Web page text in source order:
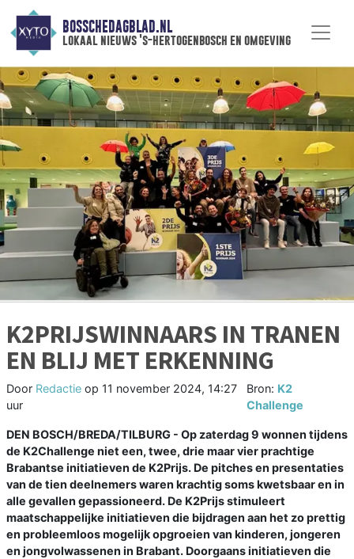
BOSSCHEDAGBLAD.NL
lokaal nieuws 's-hertogenbosch en omgeving
K2PRIJSWINNAARS IN TRANEN
EN BLIJ MET ERKENNING
Door Redactie op 11 november 2024, 14:27
uur
Bron: K2
Challenge
DEN BOSCH/BREDA/TILBURG - Op zaterdag 9 wonnen tijdens
de K2Challenge niet een, twee, drie maar vier prachtige
Brabantse initiatieven de K2Prijs. De pitches en presentaties
van de tien deelnemers waren krachtig soms kwetsbaar en in
alle gevallen gepassioneerd. De K2Prijs stimuleert
maatschappelijke initiatieven die bijdragen aan het zo prettig
en probleemloos mogelijk opgroeien van kinderen, jongeren
en jongvolwassenen in Brabant. Doorgaans initiatieven die